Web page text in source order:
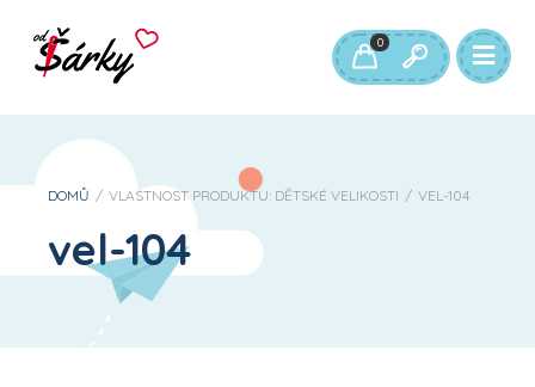
0
DOMŮ / VLASTNOST PRODUKTU: DĚTSKÉ VELIKOSTI / VEL-104
vel-104